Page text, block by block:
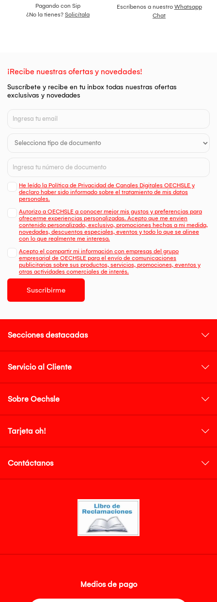
Pagando con Sip
¿No la tienes? Solicítala
Escríbenos a nuestro Whatsapp
Chat
¡Recibe nuestras ofertas y novedades!
Suscríbete y recibe en tu inbox todas nuestras ofertas
exclusivas y novedades
He leído la Política de Privacidad de Canales Digitales OECHSLE y
declaro haber sido informado sobre el tratamiento de mis datos
personales.
Autorizo a OECHSLE a conocer mejor mis gustos y preferencias para
ofrecerme experiencias personalizadas. Acepto que me envien
contenido personalizado, exclusivo, promociones hechas a mi medida,
novedades, descuentos especiales, eventos y todo lo que se alinee
con lo que realmente me interesa.
Acepto el compartir mi información con empresas del grupo
empresarial de OECHSLE para el envío de comunicaciones
publicitarias sobre sus productos, servicios, promociones, eventos y
otras actividades comerciales de interés.
Suscribirme
Secciones destacadas
Servicio al Cliente
Sobre Oechsle
Tarjeta oh!
Contáctanos
Medios de pago